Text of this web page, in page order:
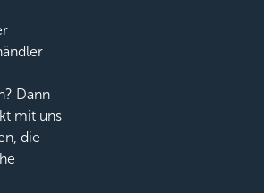
Dann
mit uns
die